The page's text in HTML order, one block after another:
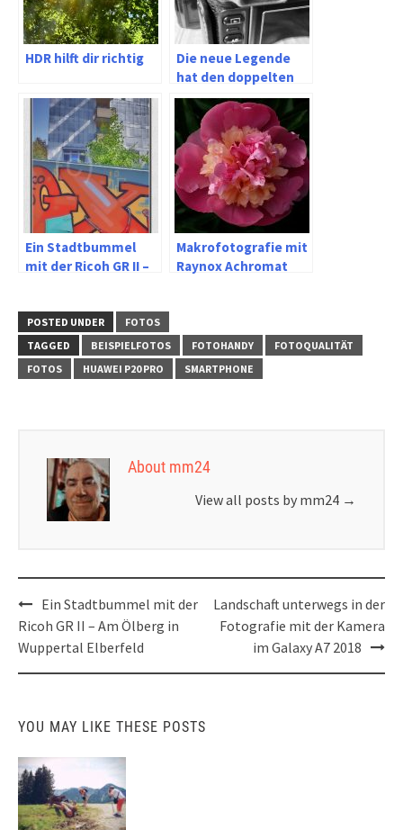
HDR hilft dir richtig
Die neue Legende
hat den doppelten
Sucher
Ein Stadtbummel
mit der Ricoh GR II –
Makrofotografie mit
Raynox Achromat
POSTED UNDER
FOTOS
TAGGED
BEISPIELFOTOS FOTOHANDY
FOTOQUALITÄT
FOTOS
HUAWEI P20 PRO SMARTPHONE
About mm24
View all posts by mm24 →
Post
navigation
Ein Stadtbummel mit der
Ricoh GR II – Am Ölberg in
Wuppertal Elberfeld
Landschaft unterwegs in der
Fotografie mit der Kamera
im Galaxy A7 2018
YOU MAY LIKE THESE POSTS